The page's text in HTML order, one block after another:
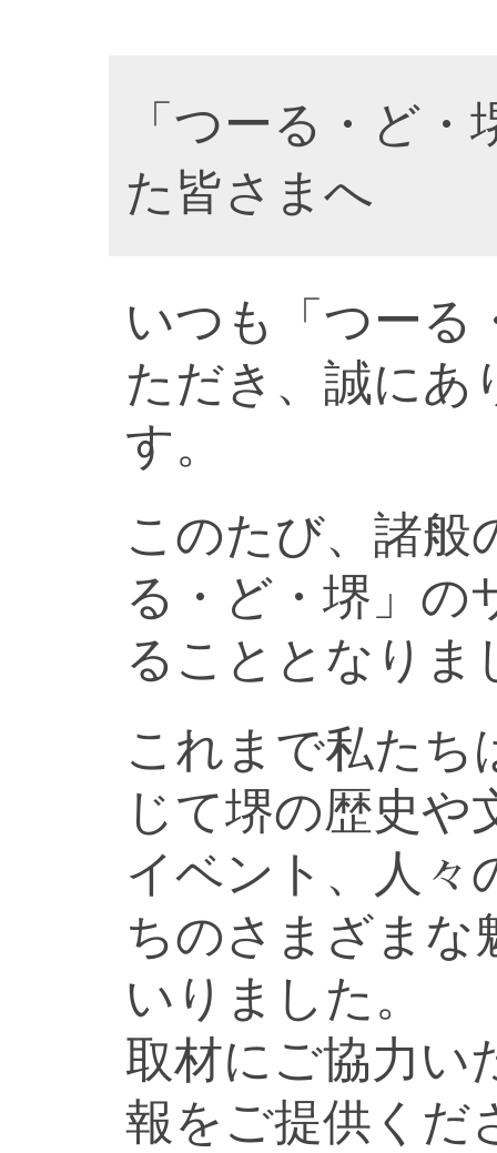
「つーる・ど
た皆さまへ
いつも「つーる
ただき、誠にあ
す。
このたび、諸般
る・ど・堺」の
ることとなりま
これまで私たち
じて堺の歴史や
イベント、人々
ちのさまざまな
いりました。
取材にご協力い
報をご提供くだ